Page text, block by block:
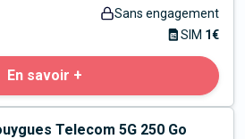
Sans engagement
SIM 1€
En savoir +
Telecom 5G 250 Go